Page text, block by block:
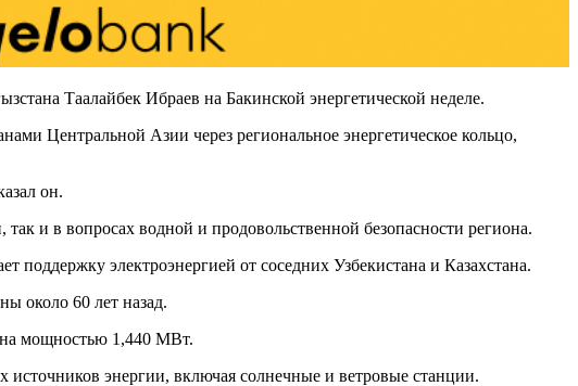
Таалайбек Ибраев на Бакинской энергетической неделе.
Центральной Азии через региональное энергетическое кольцо,
он.
и в вопросах водной и продовольственной безопасности региона.
электроэнергией от соседних Узбекистана и Казахстана.
около 60 лет назад.
мощностью 1,440 МВт.
источников энергии, включая солнечные и ветровые станции.